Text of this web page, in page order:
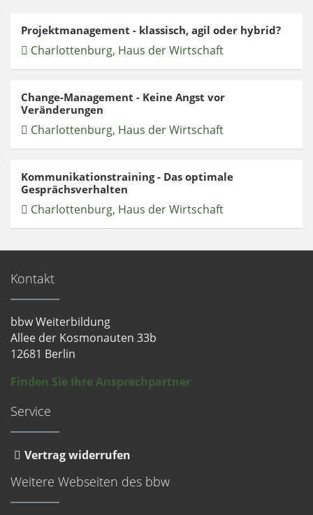
Projektmanagement - klassisch, agil oder hybrid?
Charlottenburg, Haus der Wirtschaft
Change-Management - Keine Angst vor
Veränderungen
Charlottenburg, Haus der Wirtschaft
Kommunikationstraining - Das optimale
Gesprächsverhalten
Charlottenburg, Haus der Wirtschaft
Kontakt
bbw Weiterbildung
Allee der Kosmonauten 33b
12681 Berlin
Finden Sie Ihre Ansprechpartner
Service
Vertrag widerrufen
Weitere Webseiten des bbw